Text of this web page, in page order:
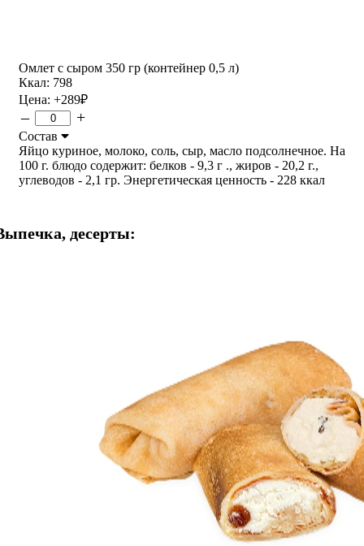
Омлет с сыром 350 гр (контейнер 0,5 л)
Ккал: 798
Цена: +289₽
– +
Состав
Яйцо куриное, молоко, соль, сыр, масло подсолнечное. На
100 г. блюдо содержит: белков - 9,3 г ., жиров - 20,2 г.,
углеводов - 2,1 гр. Энергетическая ценность - 228 ккал
десерты: